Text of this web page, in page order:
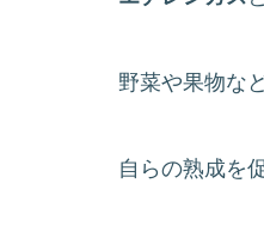
野菜や果物な
自らの熟成を